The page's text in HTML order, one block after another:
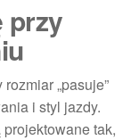
przy
„pasuje”
i styl jazdy.
projektowane tak,